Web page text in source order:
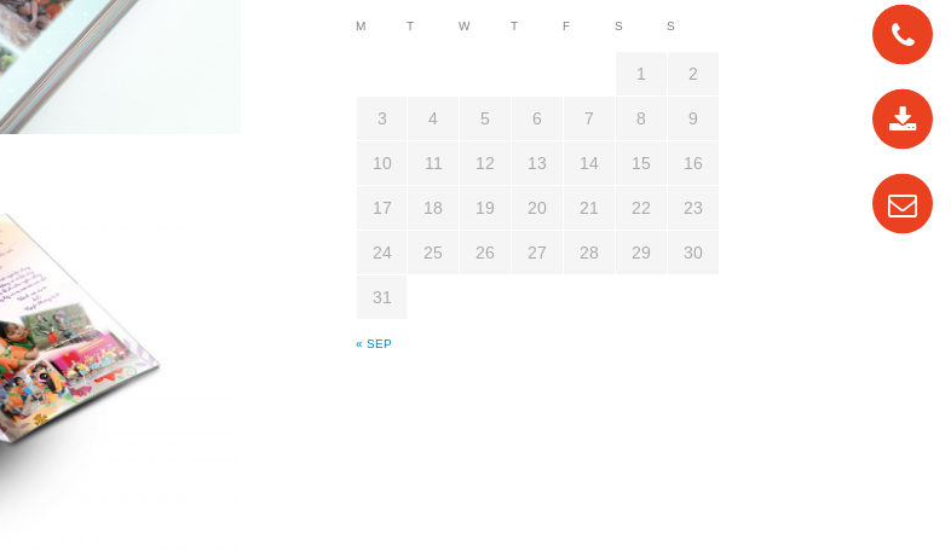
M T W T F S S
« SEP
1 2
3 4 5 6 7 8 9
10 11 12 13 14 15 16
17 18 19 20 21 22 23
24 25 26 27 28 29 30
31